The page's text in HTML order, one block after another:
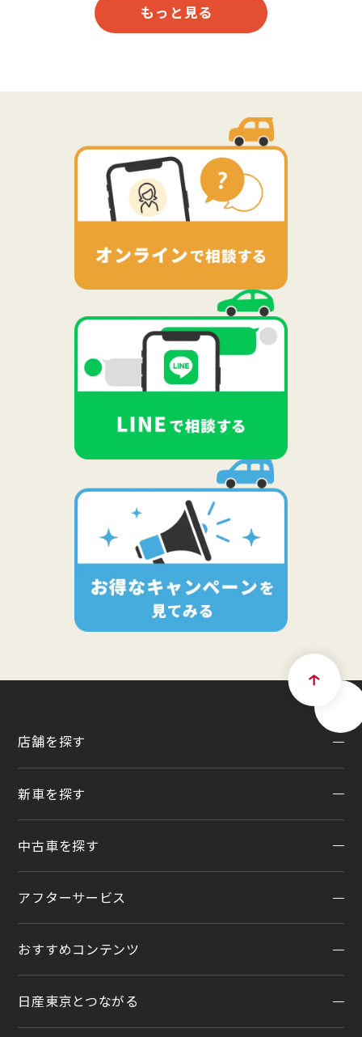
もっと見る
店舗を探す
地域から探す
店舗リニューアル情報
店舗統合・移転のお知らせ
新車を探す
試乗車・展示車検索
クルマのサブスク（P.O.P）
法人リースオンライン受付
オンライン相談予約
オンライン見積り
中古車を探す
在庫車一覧
アフターサービス
アフターサービスTOP
おすすめコンテンツ
おすすめコンテンツ
日産東京とつながる